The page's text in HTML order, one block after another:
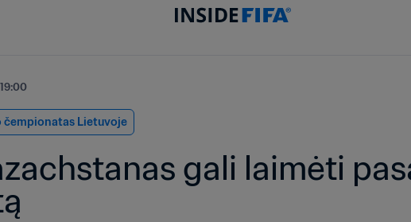
čempionatas Lietuvoje
gali laimėti